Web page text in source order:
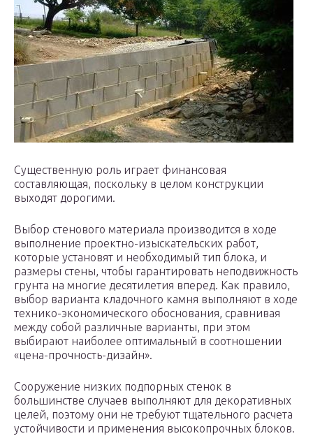
Существенную роль играет финансовая
составляющая, поскольку в целом конструкции
выходят дорогими.
Выбор стенового материала производится в ходе
выполнение проектно-изыскательских работ,
которые установят и необходимый тип блока, и
размеры стены, чтобы гарантировать неподвижность
грунта на многие десятилетия вперед. Как правило,
выбор варианта кладочного камня выполняют в ходе
технико-экономического обоснования, сравнивая
между собой различные варианты, при этом
выбирают наиболее оптимальный в соотношении
«цена-прочность-дизайн».
Сооружение низких подпорных стенок в
большинстве случаев выполняют для декоративных
целей, поэтому они не требуют тщательного расчета
устойчивости и применения высокопрочных блоков.